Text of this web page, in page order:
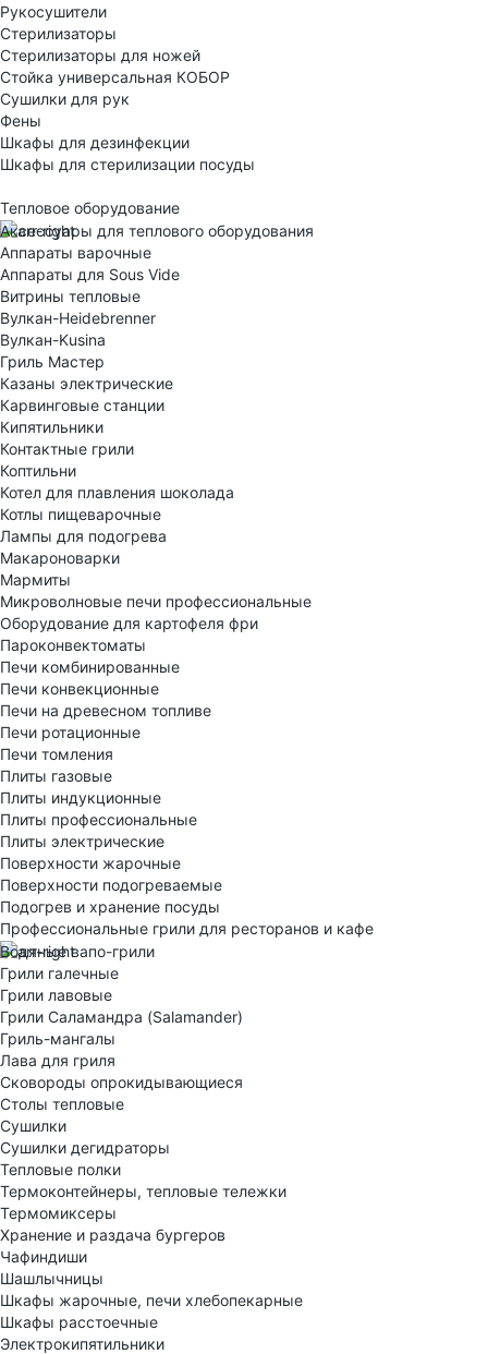
Рукосушители
Стерилизаторы
Стерилизаторы для ножей
Стойка универсальная КОБОР
Сушилки для рук
Фены
Шкафы для дезинфекции
Шкафы для стерилизации посуды
Тепловое оборудование
Аксессуары для теплового оборудования
Аппараты варочные
Аппараты для Sous Vide
Витрины тепловые
Вулкан-Heidebrenner
Вулкан-Kusina
Гриль Мастер
Казаны электрические
Карвинговые станции
Кипятильники
Контактные грили
Коптильни
Котел для плавления шоколада
Котлы пищеварочные
Лампы для подогрева
Макароноварки
Мармиты
Микроволновые печи профессиональные
Оборудование для картофеля фри
Пароконвектоматы
Печи комбинированные
Печи конвекционные
Печи на древесном топливе
Печи ротационные
Печи томления
Плиты газовые
Плиты индукционные
Плиты профессиональные
Плиты электрические
Поверхности жарочные
Поверхности подогреваемые
Подогрев и хранение посуды
Профессиональные грили для ресторанов и кафе
Водяные вапо-грили
Грили галечные
Грили лавовые
Грили Саламандра (Salamander)
Гриль-мангалы
Лава для гриля
Сковороды опрокидывающиеся
Столы тепловые
Сушилки
Сушилки дегидраторы
Тепловые полки
Термоконтейнеры, тепловые тележки
Термомиксеры
Хранение и раздача бургеров
Чафиндиши
Шашлычницы
Шкафы жарочные, печи хлебопекарные
Шкафы расстоечные
Электрокипятильники